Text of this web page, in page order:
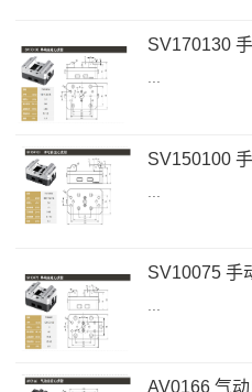
SV170130
...
SV150100
SV10075 手
...
AV0166 气